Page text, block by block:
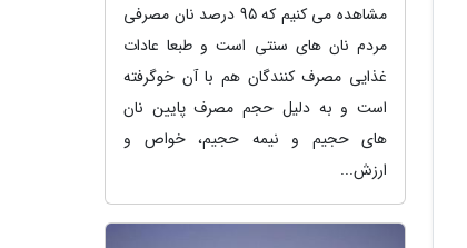
مشاهده می کنیم که 95 درصد نان مصرفی
مردم نان های سنتی است و طبعا عادات
غذایی مصرف کنندگان هم با آن خوگرفته
است و به دلیل حجم مصرف پایین نان
های حجیم و نیمه حجیم، خواص و
ارزش...